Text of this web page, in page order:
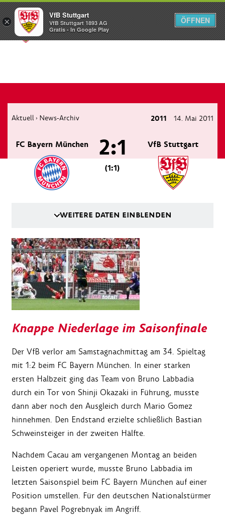
Menü
Aktuell › News-Archiv 2011 14. Mai 2011
FC Bayern München VfB Stuttgart
2:1
(1:1)
WEITERE DATEN EINBLENDEN
Knappe Niederlage im Saisonfinale
Der VfB verlor am Samstagnachmittag am 34. Spieltag
mit 1:2 beim FC Bayern München. In einer starken
ersten Halbzeit ging das Team von Bruno Labbadia
durch ein Tor von Shinji Okazaki in Führung, musste
dann aber noch den Ausgleich durch Mario Gomez
hinnehmen. Den Endstand erzielte schließlich Bastian
Schweinsteiger in der zweiten Hälfte.
Nachdem Cacau am vergangenen Montag an beiden
Leisten operiert wurde, musste Bruno Labbadia im
letzten Saisonspiel beim FC Bayern München auf einer
Position umstellen. Für den deutschen Nationalstürmer
begann Pavel Pogrebnyak im Angriff.
×
VfB Stuttgart
VfB Stuttgart 1893 AG
Gratis - In Google Play
ÖFFNEN